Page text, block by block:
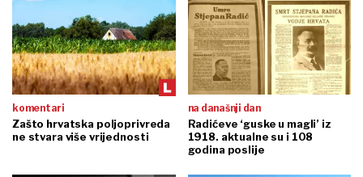
komentari
Zašto hrvatska poljoprivreda
ne stvara više vrijednosti
na današnji dan
Radićeve ‘guske u magli’ iz
1918. aktualne su i 108
godina poslije